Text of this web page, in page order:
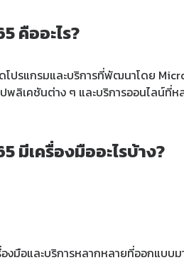
คืออะไร?
ปรแกรมและบริการที่พัฒนาโดย
พลิเคชันต่าง ๆ และบริการออนไลน์ที่
มีเครื่องมืออะไรบ้าง?
มือและบริการหลากหลายที่ออกแบบม